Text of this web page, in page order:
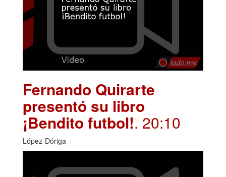
Fernando Quirarte
presentó su libro
¡Bendito futbol!. 20:10
López-Dóriga